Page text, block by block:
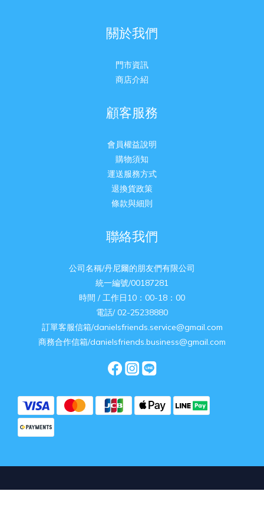
關於我們
門市資訊
商店介紹
顧客服務
會員權益說明
購物須知
運送服務方式
退換貨政策
條款與細則
聯絡我們
公司名稱/丹尼爾的朋友們有限公司
統一編號/00187281
時間 / 工作日10：00-18：00
電話/ 02-25238880
訂單客服信箱/danielsfriends.service@gmail.com
商務合作信箱/danielsfriends.business@gmail.com